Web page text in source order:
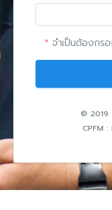
* จำเป็นต้องกร
© 2019.
CPFM